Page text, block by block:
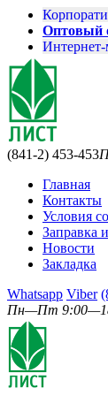
Оптовый
Интернет-
(841-2) 453-453
Главная
Контакты
Условия
Заправка
Новости
Закладка
Whatsapp Viber
Пн—Пт